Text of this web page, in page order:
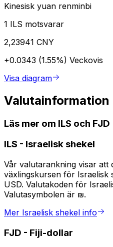
Kinesisk yuan renminbi
1 ILS motsvarar
2,23941 CNY
+0.0343 (1.55%) Veckovis
Visa diagram
Valutainformation
Läs mer om ILS och FJD
ILS - Israelisk shekel
Vår valutarankning visar att
växlingskursen för Israelisk
USD. Valutakoden för
Valutasymbolen är ₪.
Mer Israelisk shekel info
FJD - Fiji-dollar